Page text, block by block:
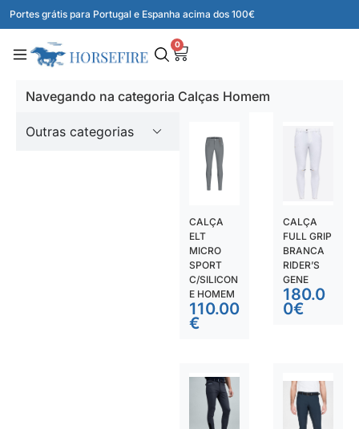
Portes grátis para Portugal e Espanha acima dos 100€
0
Navegando na categoria Calças Homem
Outras categorias
CALÇA
ELT
MICRO
SPORT
C/SILICON
E HOMEM
110.00
€
CALÇA
FULL GRIP
BRANCA
RIDER’S
GENE
180.0
0€